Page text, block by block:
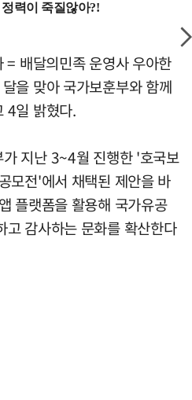
= 배달의민족 운영사 우아한
을 맞아 국가보훈부와 함께
4일 밝혔다.
지난 3~4월 진행한 '호국보
모전'에서 채택된 제안을 바
플랫폼을 활용해 국가유공
고 감사하는 문화를 확산한다